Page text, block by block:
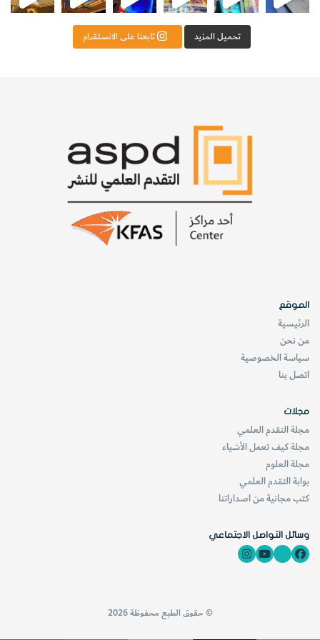
تحميل المزيد تابعنا على الانستقرام
الموقع
الرئيسية
من نحن
سياسة الخصوصية
اتصل بنا
مجلات
مجلة التقدم العلمي
مجلة كيف تعمل الأشياء
مجلة العلوم
بوابة التقدم العلمي
كتب مجانية من اصداراتنا
وسائل التواصل الاجتماعي
© حقوق الطبع محفوظة 2026